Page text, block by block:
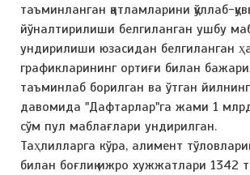
таъминланган қатламларини қўллаб-
йўналтирилиши белгиланган ушбу
ундирилиши юзасидан белгиланган
графикларининг ортиғи билан
таъминлаб борилган ва ўтган
давомида "Дафтарлар"га жами 1
сўм пул маблағлари ундирилган.
Таҳлилларга кўра, алимент
билан боғлиқ ижро хужжатлари 1342